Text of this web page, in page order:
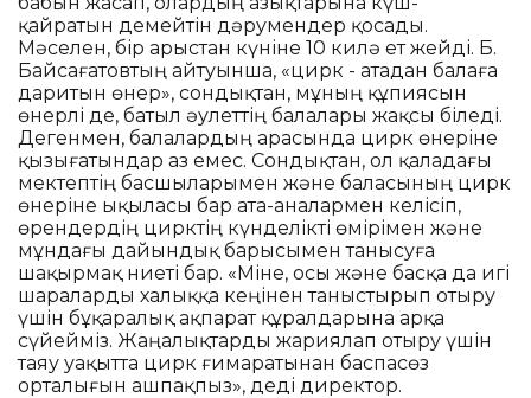
қайратын демейтін дәрумендер қосады.
Мәселен, бір арыстан күніне 10 килә ет жейді. Б.
Байсағатовтың айтуынша, «цирк - атадан балаға
даритын өнер», сондықтан, мұның құпиясын
өнерлі де, батыл әулеттің балалары жақсы біледі.
Дегенмен, балалардың арасында цирк өнеріне
қызығатындар аз емес. Сондықтан, ол қаладағы
мектептің басшыларымен және баласының цирк
өнеріне ықыласы бар ата-аналармен келісіп,
өрендердің цирктің күнделікті өмірімен және
мұндағы дайындық барысымен танысуға
шақырмақ ниеті бар. «Міне, осы және басқа да игі
шараларды халыққа кеңінен таныстырып отыру
үшін бұқаралық ақпарат құралдарына арқа
сүйейміз. Жаңалықтарды жариялап отыру үшін
таяу уақытта цирк ғимаратынан баспасөз
орталығын ашпақпыз», деді директор.